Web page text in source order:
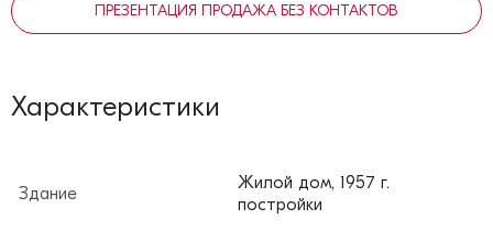
ПРЕЗЕНТАЦИЯ ПРОДАЖА БЕЗ КОНТАКТОВ
Характеристики
Здание
Жилой дом, 1957 г.
постройки